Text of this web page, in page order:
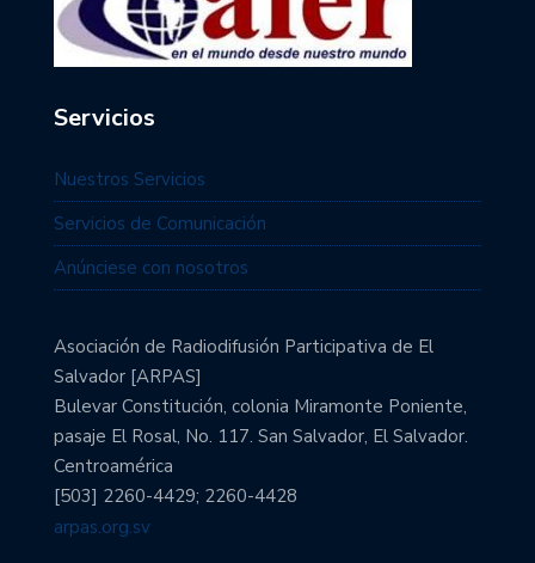
Servicios
Nuestros Servicios
Servicios de Comunicación
Anúnciese con nosotros
Asociación de Radiodifusión Participativa de El
Salvador [ARPAS]
Bulevar Constitución, colonia Miramonte Poniente,
pasaje El Rosal, No. 117. San Salvador, El Salvador.
Centroamérica
[503] 2260-4429; 2260-4428
arpas.org.sv